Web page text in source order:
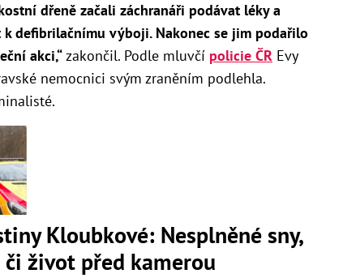
dřeně začali záchranáři podávat léky a
defibrilačnímu výboji. Nakonec se jim podařilo
akci,“zakončil. Podle mluvčí policie ČR Evy
nemocnici svým zraněním podlehla.
Kloubkové: Nesplněné sny,
život před kamerou